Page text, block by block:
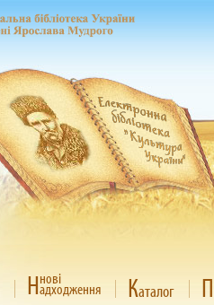
Ннові
адходження Каталог П